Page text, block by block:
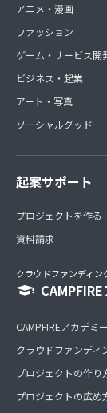
アニメ・漫画
ファッション
ゲーム・サービス開
ビジネス・起業
アート・写真
ソーシャルグッド
起案サポート
プロジェクトを作る
資料請求
クラウドファンディ
CAMPFIREアカデミ
クラウドファンディ
プロジェクトの作り
プロジェクトの広め